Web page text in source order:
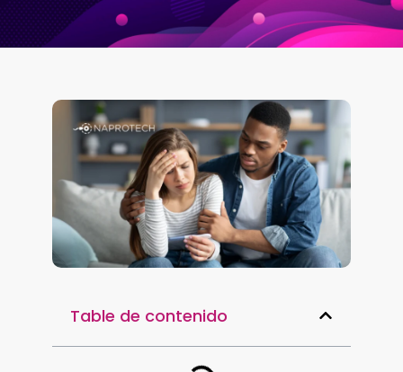
Table de contenido